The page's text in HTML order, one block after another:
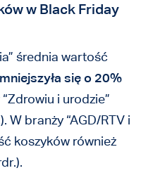
w Black Friday
średnia wartość
się o 20%
i urodzie”
W branży “AGD/RTV i
koszyków również